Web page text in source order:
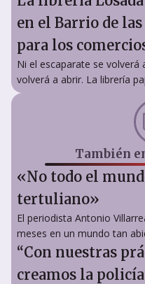
en el Barrio de
para los
Ni el escaparate se volverá
volverá a abrir. La librería
También
«No todo el
tertuliano»
El periodista Antonio
meses en un mundo tan
“Con nuestras
creamos la